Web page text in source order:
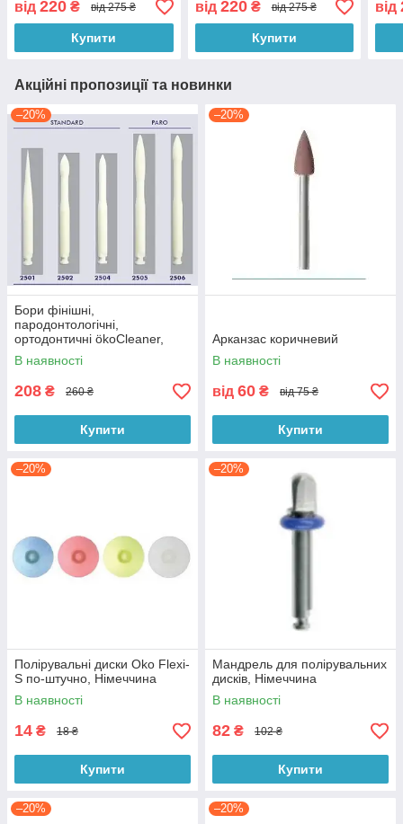
від 220 ₴ від 275 ₴
Купити
від 220₴ від 275 ₴
Купити
від
Акційні пропозиції та новинки
–20%
Бори фінішні,
пародонтологічні,
ортодонтичні ökoCleaner,
Німеччина
В наявності
208 ₴ 260 ₴
Купити
–20%
Арканзас коричневий
В наявності
від 60 ₴ від 75 ₴
Купити
–20%
Полірувальні диски Oko Flexi-
S по-штучно, Німеччина
В наявності
14 ₴ 18 ₴
Купити
–20%
Мандрель для полірувальних
дисків, Німеччина
В наявності
82 ₴ 102 ₴
Купити
–20% –20%